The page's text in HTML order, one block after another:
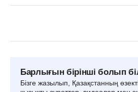
Барлығын бірінші болып
Бізге жазылып, Қазақстанның